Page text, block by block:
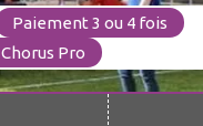
Paiement 3 ou 4 fois
Chorus Pro